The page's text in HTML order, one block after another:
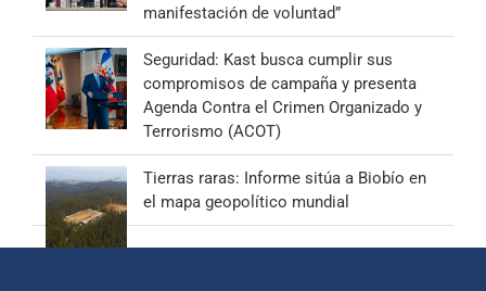
manifestación de voluntad”
Seguridad: Kast busca cumplir sus
compromisos de campaña y presenta
Agenda Contra el Crimen Organizado y
Terrorismo (ACOT)
Tierras raras: Informe sitúa a Biobío en
el mapa geopolítico mundial